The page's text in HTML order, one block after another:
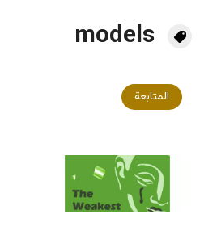
models
المتابعة